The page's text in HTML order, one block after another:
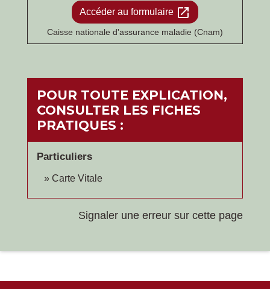
Accéder au formulaire open_in_new
Caisse nationale d'assurance maladie (Cnam)
POUR TOUTE EXPLICATION,
CONSULTER LES FICHES
PRATIQUES :
Particuliers
Carte Vitale
Signaler une erreur sur cette page